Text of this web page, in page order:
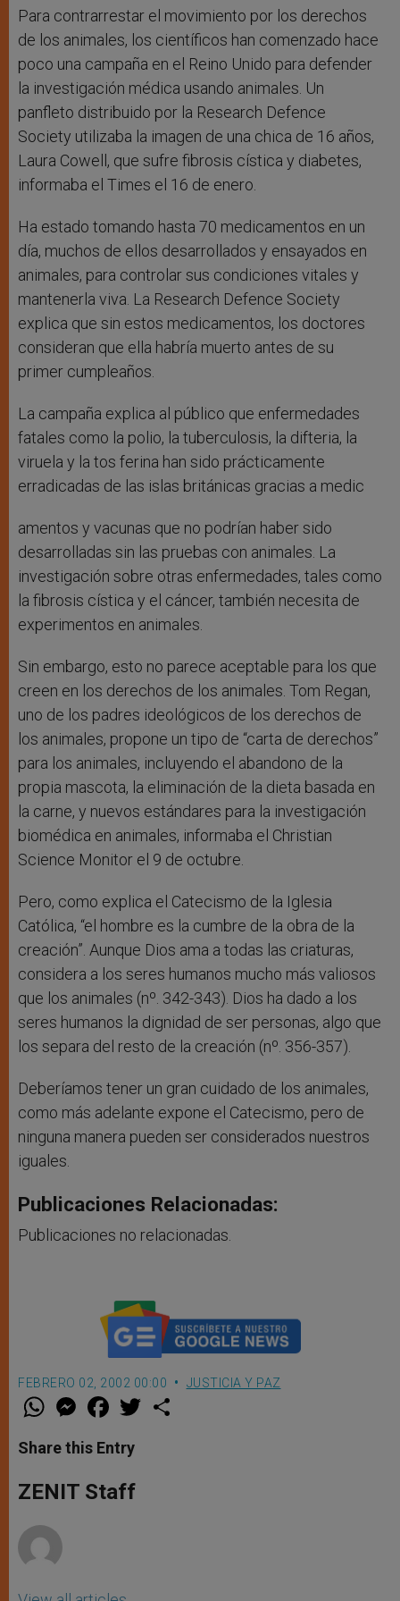
Para contrarrestar el movimiento por los derechos
de los animales, los científicos han comenzado hace
poco una campaña en el Reino Unido para defender
la investigación médica usando animales. Un
panfleto distribuido por la Research Defence
Society utilizaba la imagen de una chica de 16 años,
Laura Cowell, que sufre fibrosis cística y diabetes,
informaba el Times el 16 de enero.
Ha estado tomando hasta 70 medicamentos en un
día, muchos de ellos desarrollados y ensayados en
animales, para controlar sus condiciones vitales y
mantenerla viva. La Research Defence Society
explica que sin estos medicamentos, los doctores
consideran que ella habría muerto antes de su
primer cumpleaños.
La campaña explica al público que enfermedades
fatales como la polio, la tuberculosis, la difteria, la
viruela y la tos ferina han sido prácticamente
erradicadas de las islas británicas gracias a medic
amentos y vacunas que no podrían haber sido
desarrolladas sin las pruebas con animales. La
investigación sobre otras enfermedades, tales como
la fibrosis cística y el cáncer, también necesita de
experimentos en animales.
Sin embargo, esto no parece aceptable para los que
creen en los derechos de los animales. Tom Regan,
uno de los padres ideológicos de los derechos de
los animales, propone un tipo de “carta de derechos”
para los animales, incluyendo el abandono de la
propia mascota, la eliminación de la dieta basada en
la carne, y nuevos estándares para la investigación
biomédica en animales, informaba el Christian
Science Monitor el 9 de octubre.
Pero, como explica el Catecismo de la Iglesia
Católica, “el hombre es la cumbre de la obra de la
creación”. Aunque Dios ama a todas las criaturas,
considera a los seres humanos mucho más valiosos
que los animales (nº. 342-343). Dios ha dado a los
seres humanos la dignidad de ser personas, algo que
los separa del resto de la creación (nº. 356-357).
Deberíamos tener un gran cuidado de los animales,
como más adelante expone el Catecismo, pero de
ninguna manera pueden ser considerados nuestros
iguales.
Publicaciones Relacionadas:
Publicaciones no relacionadas.
FEBRERO 02, 2002 00:00 JUSTICIA Y PAZ
W
t
s
p
p
M
e
s
e
g
e
F
a
e
b
o
k
w
Share this Entry
ZENIT Staff